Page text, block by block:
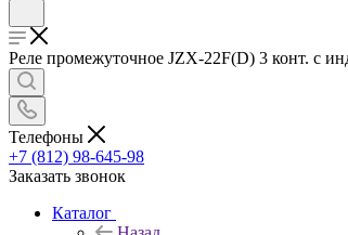
Реле промежуточное JZX-22F(D) 3 конт. с
Телефоны
+7 (812) 98-645-98
Заказать звонок
Каталог